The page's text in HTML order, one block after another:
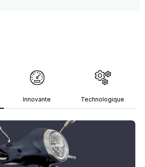
Innovante Technologique